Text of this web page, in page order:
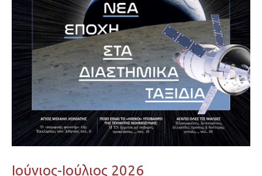
Ιούνιος-Ιούλιος 2026